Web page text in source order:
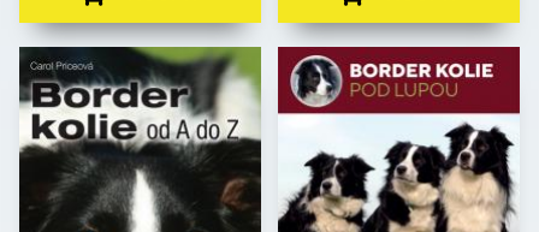
Autor:
Carol Priceová
Edice:
Portréty
Počet stran:
340
Formát:
210 x 280
Vazba:
V8a (pevná)
Carol Priceová
Edice:
Portréty
Počet stran:
200
Formát:
165 x 237
Vazba:
V8a (pevná)